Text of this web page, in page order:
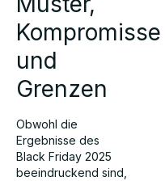
Kompromisse
und
Grenzen
Obwohl die
Ergebnisse des
Black Friday 2025
beeindruckend sind,